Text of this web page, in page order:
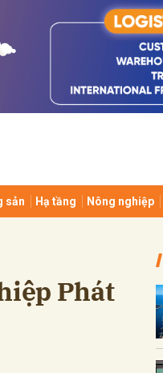
sản Hạ tầng Nông nghiệp
Phát